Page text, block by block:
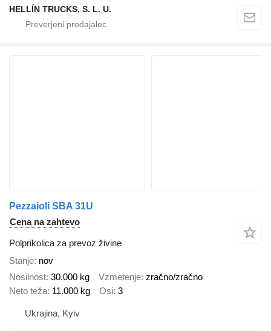
HELLÍN TRUCKS, S. L. U.
Pezzaioli SBA 31U
Cena na zahtevo
Polprikolica za prevoz živine
Stanje nov
Nosilnost 30.000 kg Vzmetenje zračno/zračno
Neto teža 11.000 kg Osi 3
Ukrajina, Kyiv